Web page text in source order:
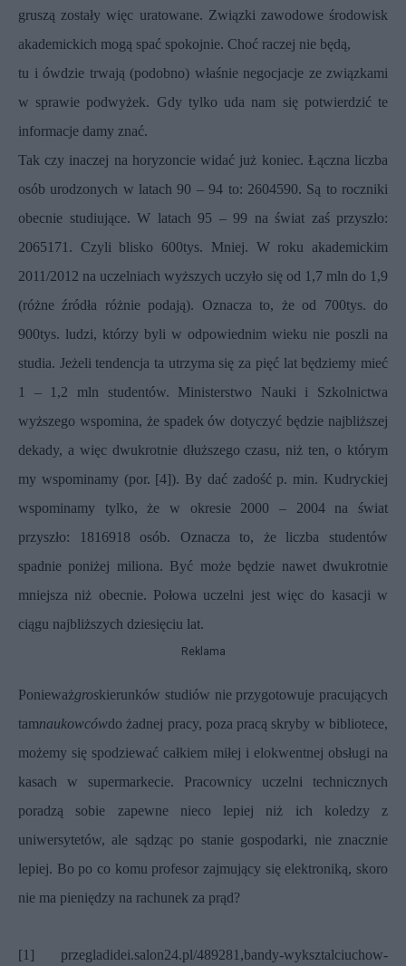
gruszą zostały więc uratowane. Związki zawodowe środowisk
akademickich mogą spać spokojnie. Choć raczej nie będą,
tu i ówdzie trwają (podobno) właśnie negocjacje ze związkami
w sprawie podwyżek. Gdy tylko uda nam się potwierdzić te
informacje damy znać.
Tak czy inaczej na horyzoncie widać już koniec. Łączna liczba
osób urodzonych w latach 90 – 94 to: 2604590. Są to roczniki
obecnie studiujące. W latach 95 – 99 na świat zaś przyszło:
2065171. Czyli blisko 600tys. Mniej. W roku akademickim
2011/2012 na uczelniach wyższych uczyło się od 1,7 mln do 1,9
(różne źródła różnie podają). Oznacza to, że od 700tys. do
900tys. ludzi, którzy byli w odpowiednim wieku nie poszli na
studia. Jeżeli tendencja ta utrzyma się za pięć lat będziemy mieć
1 – 1,2 mln studentów. Ministerstwo Nauki i Szkolnictwa
wyższego wspomina, że spadek ów dotyczyć będzie najbliższej
dekady, a więc dwukrotnie dłuższego czasu, niż ten, o którym
my wspominamy (por. [4]). By dać zadość p. min. Kudryckiej
wspominamy tylko, że w okresie 2000 – 2004 na świat
przyszło: 1816918 osób. Oznacza to, że liczba studentów
spadnie poniżej miliona. Być może będzie nawet dwukrotnie
mniejsza niż obecnie. Połowa uczelni jest więc do kasacji w
ciągu najbliższych dziesięciu lat.
Reklama
Ponieważgroskierunków studiów nie przygotowuje pracujących
tamnaukowcówdo żadnej pracy, poza pracą skryby w bibliotece,
możemy się spodziewać całkiem miłej i elokwentnej obsługi na
kasach w supermarkecie. Pracownicy uczelni technicznych
poradzą sobie zapewne nieco lepiej niż ich koledzy z
uniwersytetów, ale sądząc po stanie gospodarki, nie znacznie
lepiej. Bo po co komu profesor zajmujący się elektroniką, skoro
nie ma pieniędzy na rachunek za prąd?
[1] przegladidei.salon24.pl/489281,bandy-wyksztalciuchow-